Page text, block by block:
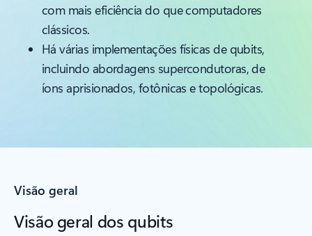
com mais eficiência do que computadores
clássicos.
Há várias implementações físicas de qubits,
incluindo abordagens supercondutoras, de
íons aprisionados, fotônicas e topológicas.
Visão geral
Visão geral dos qubits